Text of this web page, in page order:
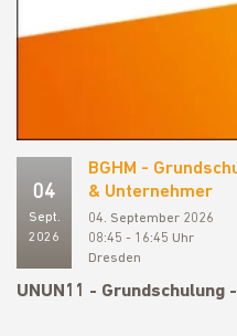
04
Sept.
2026
BGHM -
& Unternehmer
04. September 2026
08:45 - 16:45 Uhr
Dresden
UNUN11 - Grundschulung -